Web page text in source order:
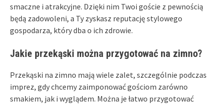
smaczne i atrakcyjne. Dzięki nim Twoi goście z pewnością
będą zadowoleni, a Ty zyskasz reputację stylowego
gospodarza, który dba o ich zdrowie.
Jakie przekąski można przygotować na zimno?
Przekąski na zimno mają wiele zalet, szczególnie podczas
imprez, gdy chcemy zaimponować gościom zarówno
smakiem, jak i wyglądem. Można je łatwo przygotować